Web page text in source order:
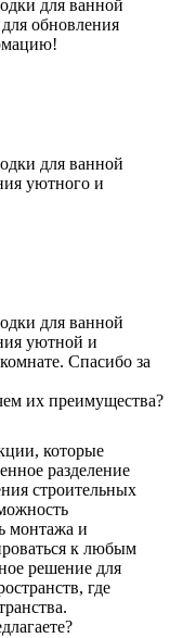
для ванной
обновления
для ванной
уютного и
для ванной
уютной и
Спасибо за
их преимущества?
которые
разделение
строительных
монтажа и
к любым
решение для
где